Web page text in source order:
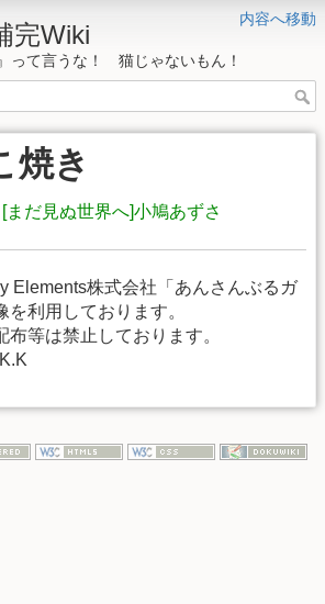
内容へ移動
完Wiki
って言うな！ 猫じゃないもん！
焼き
まだ見ぬ世界へ]小鳩あずさ
Elements株式会社「あんさんぶるガ
利用しております。
等は禁止しております。